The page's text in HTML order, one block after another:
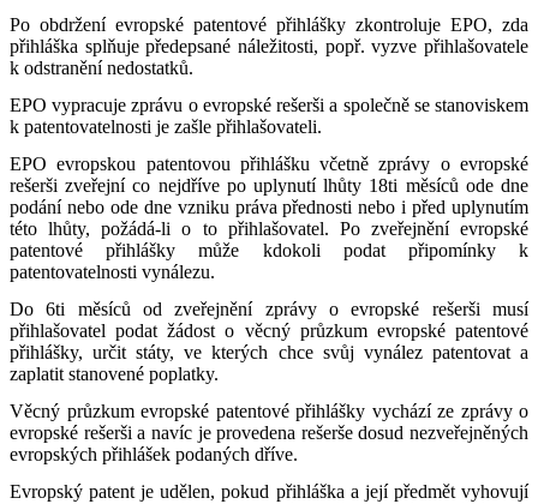
Po obdržení evropské patentové přihlášky zkontroluje EPO, zda
přihláška splňuje předepsané náležitosti, popř. vyzve přihlašovatele
k odstranění nedostatků.
EPO vypracuje zprávu o evropské rešerši a společně se stanoviskem
k patentovatelnosti je zašle přihlašovateli.
EPO evropskou patentovou přihlášku včetně zprávy o evropské
rešerši zveřejní co nejdříve po uplynutí lhůty 18ti měsíců ode dne
podání nebo ode dne vzniku práva přednosti nebo i před uplynutím
této lhůty, požádá-li o to přihlašovatel. Po zveřejnění evropské
patentové přihlášky může kdokoli podat připomínky k
patentovatelnosti vynálezu.
Do 6ti měsíců od zveřejnění zprávy o evropské rešerši musí
přihlašovatel podat žádost o věcný průzkum evropské patentové
přihlášky, určit státy, ve kterých chce svůj vynález patentovat a
zaplatit stanovené poplatky.
Věcný průzkum evropské patentové přihlášky vychází ze zprávy o
evropské rešerši a navíc je provedena rešerše dosud nezveřejněných
evropských přihlášek podaných dříve.
Evropský patent je udělen, pokud přihláška a její předmět vyhovují